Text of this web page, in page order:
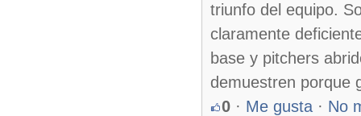
triunfo del equipo.
claramente
base y pitchers
demuestren porque
0 · Me gusta · No